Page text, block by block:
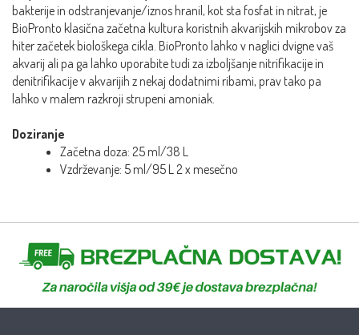
bakterije in odstranjevanje/iznos hranil, kot sta fosfat in nitrat, je
BioPronto klasična začetna kultura koristnih akvarijskih mikrobov za
hiter začetek biološkega cikla. BioPronto lahko v naglici dvigne vaš
akvarij ali pa ga lahko uporabite tudi za izboljšanje nitrifikacije in
denitrifikacije v akvarijih z nekaj dodatnimi ribami, prav tako pa
lahko v malem razkroji strupeni amoniak.
Doziranje
Začetna doza: 25 ml/38 L
Vzdrževanje: 5 ml/95 L 2 x mesečno